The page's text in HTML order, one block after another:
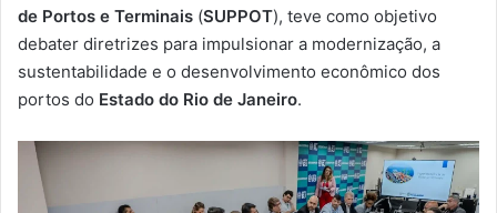
de Portos e Terminais (SUPPOT), teve como objetivo
debater diretrizes para impulsionar a modernização, a
sustentabilidade e o desenvolvimento econômico dos
portos do Estado do Rio de Janeiro.